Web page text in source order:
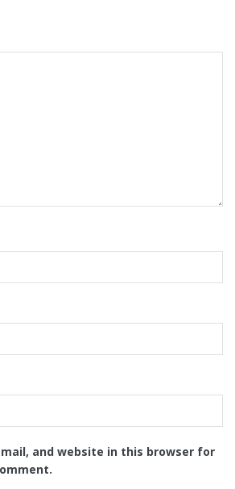
and website in this browser for